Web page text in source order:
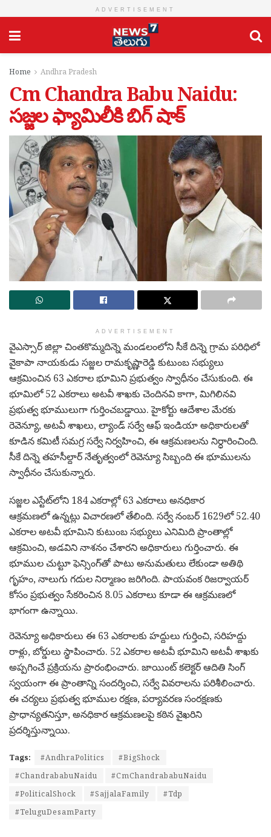
ADVERTISEMENT
Home Andhra Pradesh
Cm Chandra Babu Naidu:
సజ్జల ఫ్యామిలీకి బిగ్ షాక్
ADVERTISEMENT
వైఎస్సార్ జిల్లా చింతకొమ్మదిన్నె మండలంలోని సీకే దిన్నె గ్రామ పరిధిలో
వైకాపా నాయకుడు సజ్జల రామకృష్ణారెడ్డి కుటుంబ సభ్యులు
ఆక్రమించిన 63 ఎకరాల భూమిని ప్రభుత్వం స్వాధీనం చేసుకుంది. ఈ
భూమిలో 52 ఎకరాలు అటవీ శాఖకు చెందినవి కాగా, మిగిలినవి
ప్రభుత్వ భూములుగా గుర్తించబడ్డాయి. హైకోర్టు ఆదేశాల మేరకు
రెవెన్యూ, అటవీ శాఖలు, ల్యాండ్ సర్వే ఆఫ్ ఇండియా అధికారులతో
కూడిన కమిటీ సమగ్ర సర్వే నిర్వహించి, ఈ ఆక్రమణలను నిర్ధారించింది.
సీకే దిన్నె తహసీల్దార్ నేతృత్వంలో రెవెన్యూ సిబ్బంది ఈ భూములను
స్వాధీనం చేసుకున్నారు.
సజ్జల ఎస్టేట్‌లోని 184 ఎకరాల్లో 63 ఎకరాలు అనధికార
ఆక్రమణలో ఉన్నట్లు విచారణలో తేలింది. సర్వే నంబర్ 1629లో 52.40
ఎకరాల అటవీ భూమిని కుటుంబ సభ్యులు ఎనిమిది ప్రాంతాల్లో
ఆక్రమించి, అడవిని నాశనం చేశారని అధికారులు గుర్తించారు. ఈ
భూముల చుట్టూ ఫెన్సింగ్‌తో పాటు అనుమతులు లేకుండా అతిథి
గృహం, నాలుగు గదుల నిర్మాణం జరిగింది. పాయవంక రిజర్వాయర్
కోసం ప్రభుత్వం సేకరించిన 8.05 ఎకరాలు కూడా ఈ ఆక్రమణలో
భాగంగా ఉన్నాయి.
రెవెన్యూ అధికారులు ఈ 63 ఎకరాలకు హద్దులు గుర్తించి, సరిహద్దు
రాళ్లు, బోర్డులు స్థాపించారు. 52 ఎకరాల అటవీ భూమిని అటవీ శాఖకు
అప్పగించే ప్రక్రియను ప్రారంభించారు. జాయింట్ కలెక్టర్ ఆదితి సింగ్
స్వయంగా ఈ ప్రాంతాన్ని సందర్శించి, సర్వే వివరాలను పరిశీలించారు.
ఈ చర్యలు ప్రభుత్వ భూముల రక్షణ, పర్యావరణ సంరక్షణకు
ప్రాధాన్యతనిస్తూ, అనధికార ఆక్రమణలపై కఠిన వైఖరిని
ప్రదర్శిస్తున్నాయి.
Tags: #AndhraPolitics
#BigShock
#ChandrababuNaidu
#CmChandrababuNaidu
#PoliticalShock
#SajjalaFamily
#Tdp
#TeluguDesamParty